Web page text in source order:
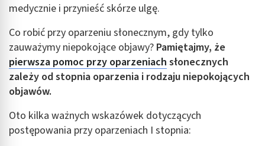
medycznie i przynieść skórze ulgę.
Co robić przy oparzeniu słonecznym, gdy tylko
zauważymy niepokojące objawy? Pamiętajmy, że
pierwsza pomoc przy oparzeniach słonecznych
zależy od stopnia oparzenia i rodzaju niepokojących
objawów.
Oto kilka ważnych wskazówek dotyczących
postępowania przy oparzeniach I stopnia: